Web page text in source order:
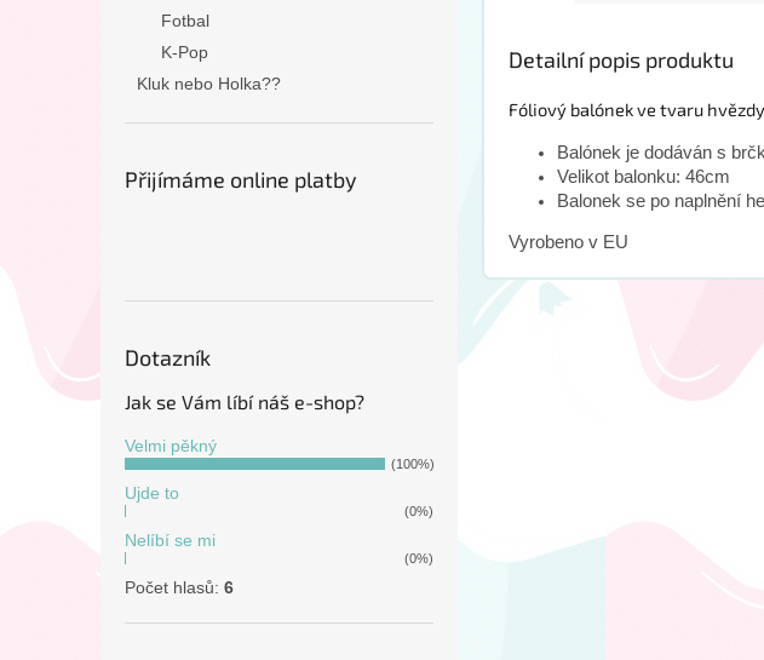
Fotbal
K-Pop
Kluk nebo Holka??
Přijímáme online platby
Dotazník
Jak se Vám líbí náš e-shop?
Velmi pěkný
(100%)
Ujde to
(0%)
Nelíbí se mi
(0%)
Počet hlasů: 6
Detailní popis produktu
Fóliový balónek ve tvaru
Balónek je dodáván s
Velikot balonku: 46cm
Balonek se po naplnění
Vyrobeno v EU